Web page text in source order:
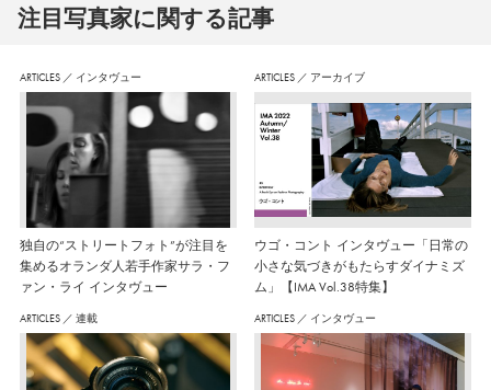
注⽬写真家に関する記事
ARTICLES ／ インタヴュー
独自の“ストリートフォト”が注目を
集めるオランダ人若手作家サラ・フ
ァン・ライ インタヴュー
ARTICLES ／ アーカイブ
ウゴ・コント インタヴュー「日常の
小さな気づきがもたらすダイナミズ
ム」【IMA Vol.38特集】
ARTICLES ／ 連載 ARTICLES ／ インタヴュー